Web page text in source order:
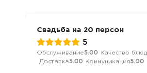
Свадьба на 20 персон
5
Обслуживание5.00 Качество блюд
Доставка5.00 Коммуникация5.00